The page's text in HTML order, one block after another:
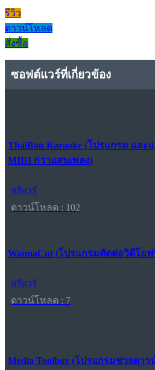
รีวิว
ดาวน์โหลด
สั่งซื้อ
ซอฟต์แวร์ที่เกี่ยวข้อง
ThaiBan Karaoke (โปรแกรม และ
MIDI กว่าแสนเพลง)
ฟรีแวร์
ดาวน์โหลด : 102
WannaCut (โปรแกรมตัดต่อวิดีโอฟ
ฟรีแวร์
ดาวน์โหลด : 7
Media Toolbox (โปรแกรมช่วยดา